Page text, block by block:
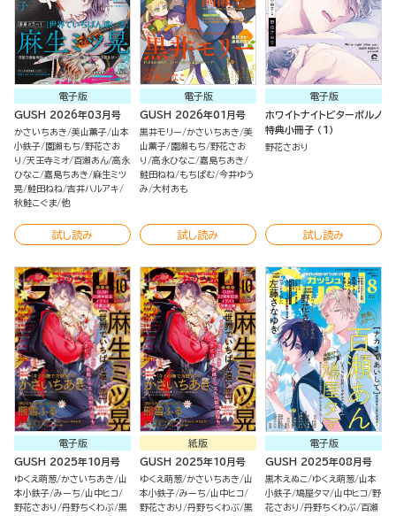
電子版
GUSH 2026年03月号
かさいちあき 美山薫子 山本
小鉄子 園瀬もち 野花さお
り
天王寺ミオ 百瀬あん 高永
ひなこ 嘉島ちあき 麻生ミツ
晃 鮭田ねね 吉井ハルアキ
秋鮭こぐま 他
試し読み
電子版
GUSH 2026年01月号
黒井モリー かさいちあき 美
山薫子 園瀬もち 野花さお
り
高永ひなこ 嘉島ちあき
鮭田ねね
もちぱむ 今井ゆう
み 大村あも
試し読み
電子版
ホワイトナイトビターポルノ
特典小冊子 （1）
野花さおり
試し読み
電子版
GUSH 2025年10月号
ゆくえ萌葱 かさいちあき
山
本小鉄子 みーち
山中ヒコ
野花さおり
丹野ちくわぶ 黒
紙版
GUSH 2025年10月号
ゆくえ萌葱 かさいちあき
山
本小鉄子 みーち
山中ヒコ
野花さおり
丹野ちくわぶ 黒
電子版
GUSH 2025年08月号
黒木えぬこ ゆくえ萌葱 山本
小鉄子 鳩屋タマ 山中ヒコ 野
花さおり
丹野ちくわぶ 百瀬